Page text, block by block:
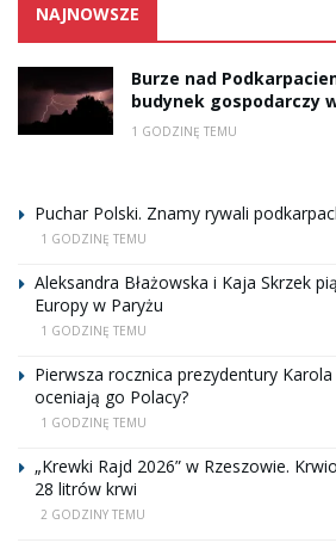
NAJNOWSZE
Burze nad
budynek gospodarczy
1 GODZINĘ TEMU
Puchar Polski. Znamy rywali
1 GODZINĘ TEMU
Aleksandra Błażowska i Kaja Skrzek
Europy w Paryżu
1 GODZINĘ TEMU
Pierwsza rocznica prezydentury
oceniają go Polacy?
1 GODZINĘ TEMU
„Krewki Rajd 2026” w Rzeszowie.
28 litrów krwi
2 GODZINY TEMU